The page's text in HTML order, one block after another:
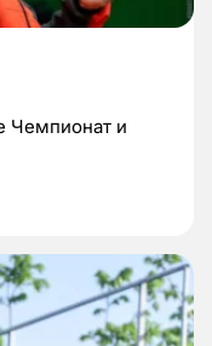
Чемпионат и